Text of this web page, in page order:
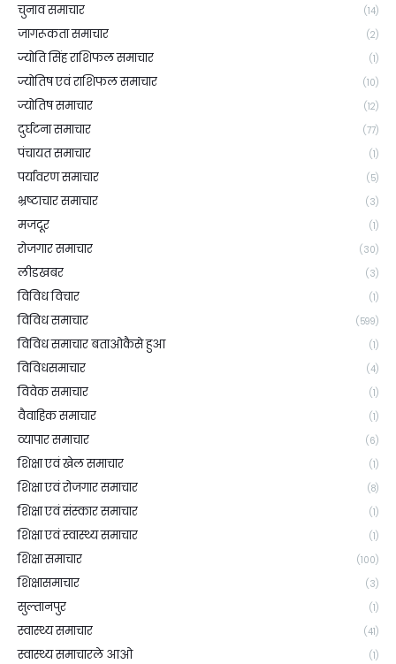
चुनाव समाचार (14)
जागरूकता समाचार (2)
ज्योति सिंह राशिफल समाचार (1)
ज्योतिष एवं राशिफल समाचार (10)
ज्योतिष समाचार (12)
दुर्घटना समाचार (77)
पंचायत समाचार (1)
पर्यावरण समाचार (5)
भ्रष्टाचार समाचार (3)
मजदूर (1)
रोजगार समाचार (30)
लीडखबर (3)
विविध विचार (1)
विविध समाचार (599)
विविध समाचार बताओकैसे हुआ (1)
विविधसमाचार (4)
विवेक समाचार (1)
वैवाहिक समाचार (1)
व्यापार समाचार (6)
शिक्षा एवं खेल समाचार (1)
शिक्षा एवं रोजगार समाचार (8)
शिक्षा एवं संस्कार समाचार (1)
शिक्षा एवं स्वास्थ्य समाचार (1)
शिक्षा समाचार (100)
शिक्षासमाचार (3)
सुल्तानपुर (1)
स्वास्थ्य समाचार (41)
स्वास्थ्य समाचारले आओ (1)